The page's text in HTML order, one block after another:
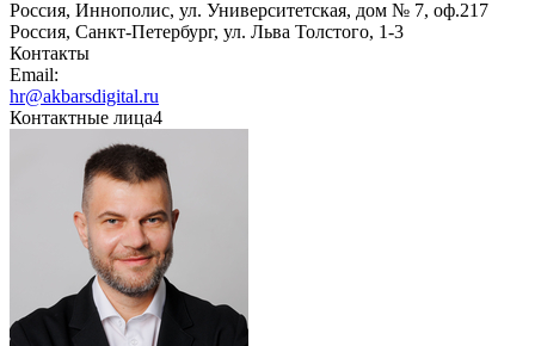
Россия, Иннополис, ул. Университетская, дом № 7, оф.217
Россия, Санкт-Петербург, ул. Льва Толстого, 1-3
Контакты
Email:
hr@akbarsdigital.ru
Контактные лица4